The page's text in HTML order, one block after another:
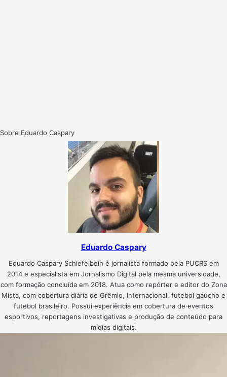
Sobre Eduardo Caspary
Eduardo Caspary
Eduardo Caspary Schiefelbein é jornalista formado pela PUCRS em
2014 e especialista em Jornalismo Digital pela mesma universidade,
com formação concluída em 2018. Atua como repórter e editor do Zona
Mista, com cobertura diária de Grêmio, Internacional, futebol gaúcho e
futebol brasileiro. Possui experiência em cobertura de eventos
esportivos, reportagens investigativas e produção de conteúdo para
mídias digitais.